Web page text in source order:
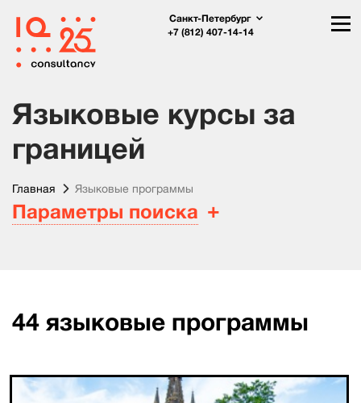
Санкт-Петербург
+7 (812) 407-14-14
Языковые курсы за
границей
Главная Языковые программы
Параметры поиска
44 языковые программы